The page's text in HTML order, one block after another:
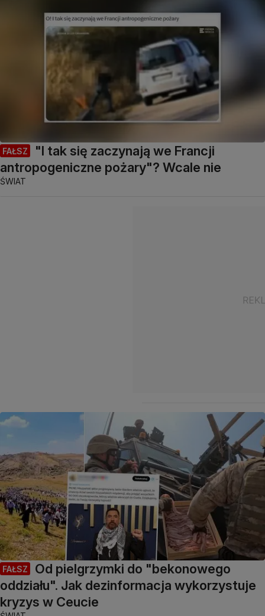
FAŁSZ
"I tak się zaczynają we Francji
antropogeniczne pożary"? Wcale nie
ŚWIAT
FAŁSZ
Od pielgrzymki do "bekonowego
oddziału". Jak dezinformacja wykorzystuje
kryzys w Ceucie